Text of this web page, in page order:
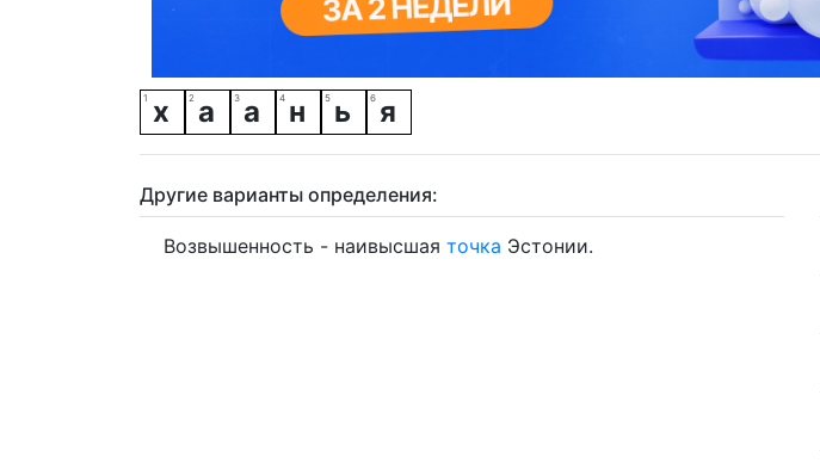
х а а н ь я
Другие варианты определения:
Возвышенность - наивысшая точка Эстонии.